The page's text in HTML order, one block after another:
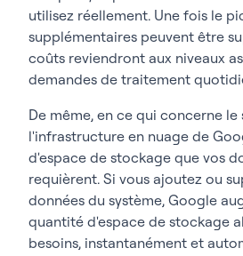
utilisez réellement. Une fois le
supplémentaires peuvent être
coûts reviendront aux niveaux
demandes de traitement
De même, en ce qui concerne le
l'infrastructure en nuage de
d'espace de stockage que vos
requièrent. Si vous ajoutez ou
données du système, Google
quantité d'espace de stockage
besoins, instantanément et